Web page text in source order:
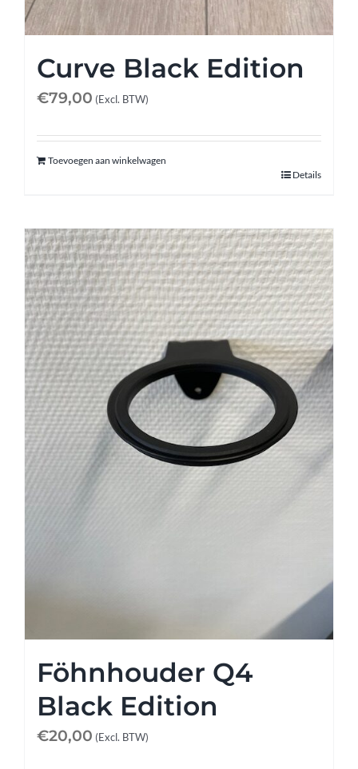
Curve Black Edition
€79,00 (Excl. BTW)
Toevoegen aan winkelwagen
Details
Föhnhouder Q4
Black Edition
€20,00 (Excl. BTW)